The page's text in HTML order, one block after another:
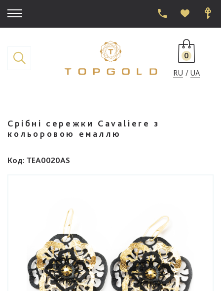
0
RU
UA
Срібні сережки Cavaliere з
кольоровою емаллю
Код: TEA0020AS